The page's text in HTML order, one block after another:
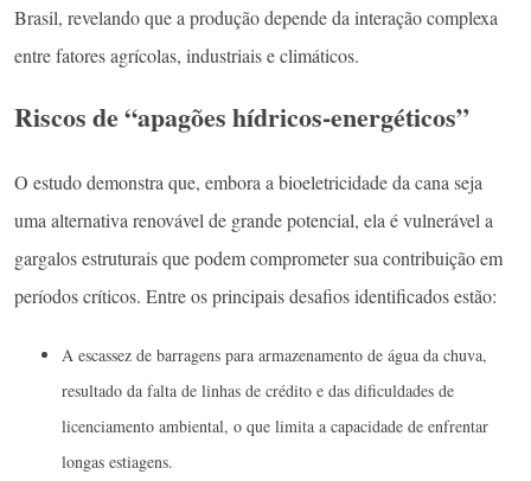
Brasil, revelando que a produção depende da interação complexa
entre fatores agrícolas, industriais e climáticos.
Riscos de “apagões hídricos-energéticos”
O estudo demonstra que, embora a bioeletricidade da cana seja
uma alternativa renovável de grande potencial, ela é vulnerável a
gargalos estruturais que podem comprometer sua contribuição em
períodos críticos. Entre os principais desafios identificados estão:
A escassez de barragens para armazenamento de água da chuva,
resultado da falta de linhas de crédito e das dificuldades de
licenciamento ambiental, o que limita a capacidade de enfrentar
longas estiagens.